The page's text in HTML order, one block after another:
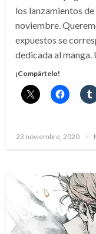
los lanzamientos
noviembre.
expuestos se
dedicada al manga.
¡Compártelo!
Publicado
23 noviembre, 2020